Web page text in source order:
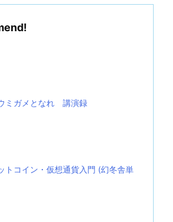
ミガメとなれ 講演録
トコイン・仮想通貨入門 (幻冬舎単